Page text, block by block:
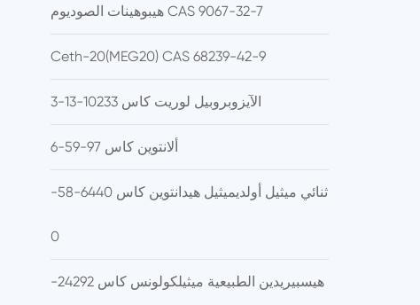
هيبوهينات الصوديوم CAS 9067-32-7
Ceth-20(MEG20) CAS 68239-42-9
الآيزوبروبيل لوريت كاس 10233-13-3
ألانتوين كاس 97-59-6
ثنائي ميثيل أولديميثيل هيدانتوين كاس 6440-58-
0
هيسبيريدين الطبيعية ميثيلكولونس كاس 24292-